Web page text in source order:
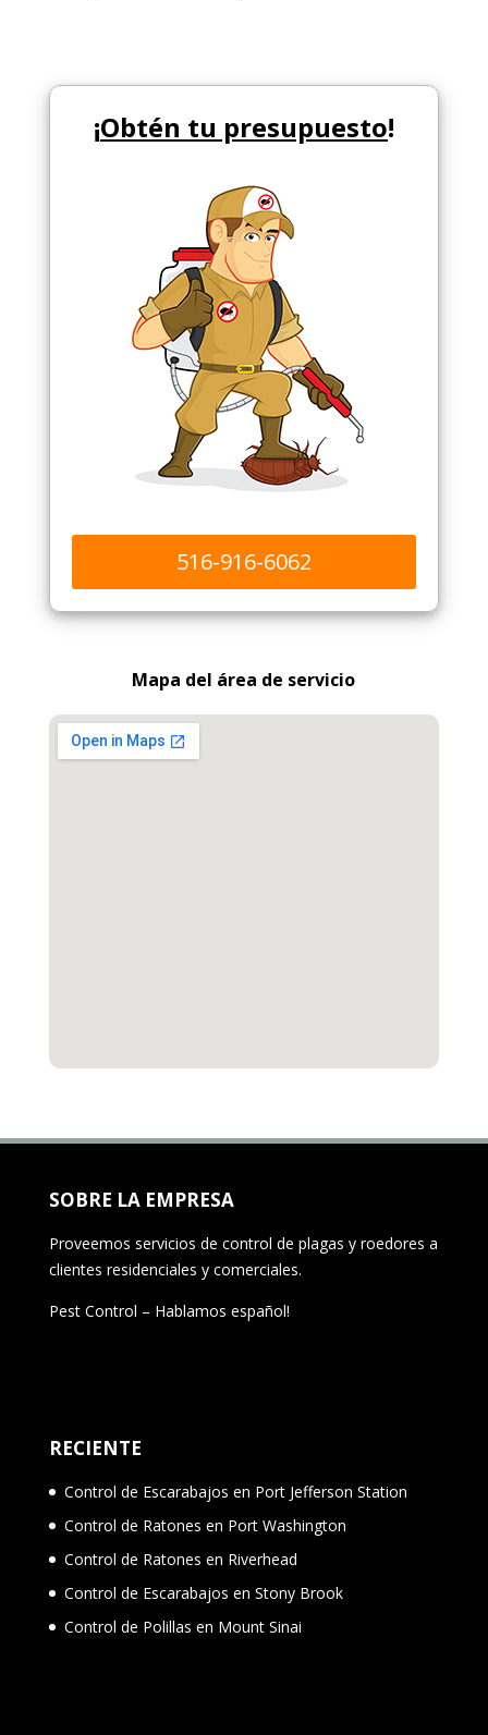
¡Obtén tu presupuesto!
516-916-6062
Mapa del área de servicio
SOBRE LA EMPRESA
Proveemos servicios de control de plagas y roedores a
clientes residenciales y comerciales.
Pest Control – Hablamos español!
RECIENTE
Control de Escarabajos en Port Jefferson Station
Control de Ratones en Port Washington
Control de Ratones en Riverhead
Control de Escarabajos en Stony Brook
Control de Polillas en Mount Sinai